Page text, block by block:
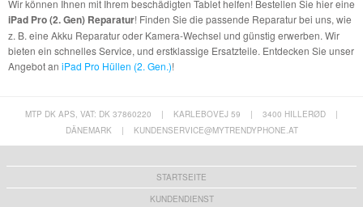
Wir können Ihnen mit Ihrem beschädigten Tablet helfen! Bestellen Sie hier eine
iPad Pro (2. Gen) Reparatur! Finden Sie die passende Reparatur bei uns, wie
z. B. eine Akku Reparatur oder Kamera-Wechsel und günstig erwerben. Wir
bieten ein schnelles Service, und erstklassige Ersatzteile. Entdecken Sie unser
Angebot an iPad Pro Hüllen (2. Gen.)!
MTP DK APS, VAT: DK 37860220 | KARLEBOVEJ 59 | 3400 HILLERØD
|
DÄNEMARK
| KUNDENSERVICE@MYTRENDYPHONE.AT
STARTSEITE
KUNDENDIENST